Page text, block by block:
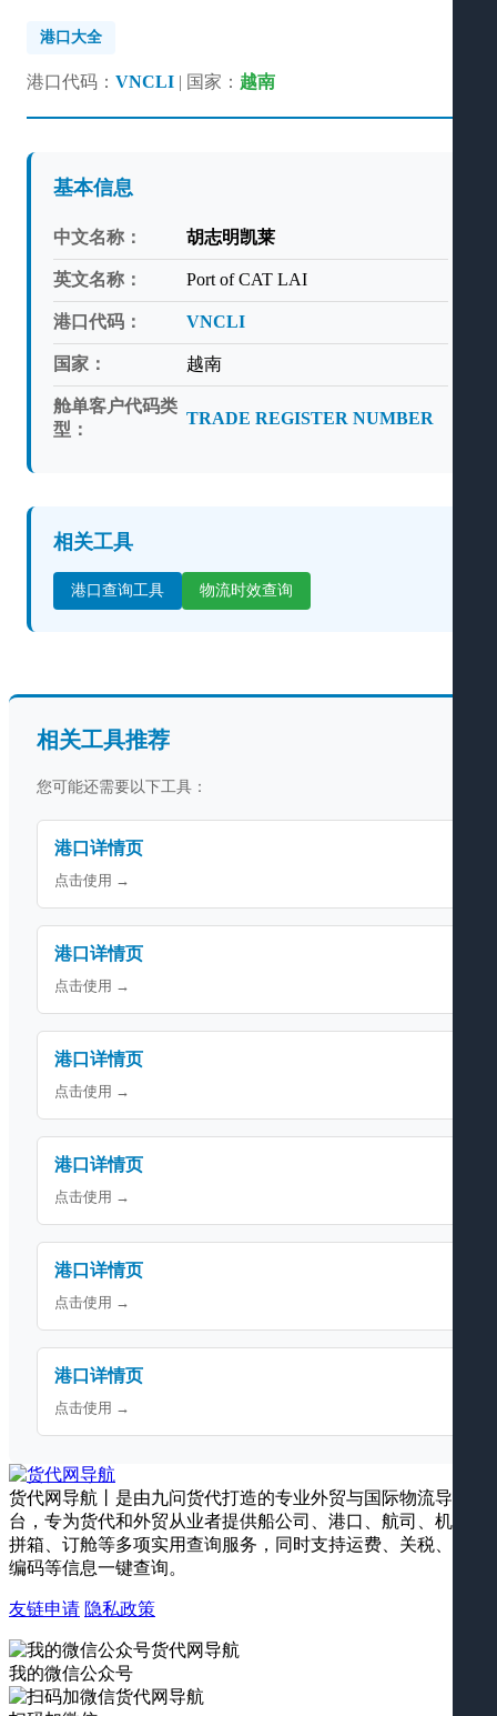
港口大全
港口代码： VNCLI | 国家： 越南
基本信息
中文名称： 胡志明凯莱
英文名称： Port of CAT LAI
港口代码： VNCLI
国家： 越南
舱单客户代码类
型：
TRADE REGISTER NUMBER
相关工具
港口查询工具 物流时效查询
相关工具推荐
您可能还需要以下工具：
港口详情页
点击使用 →
港口详情页
点击使用 →
港口详情页
点击使用 →
港口详情页
点击使用 →
港口详情页
点击使用 →
港口详情页
点击使用 →
货代网导航丨是由九问货代打造的专业外贸与国际物流导航平
台，专为货代和外贸从业者提供船公司、港口、航司、机场、
拼箱、订舱等多项实用查询服务，同时支持运费、关税、海关
编码等信息一键查询。
友链申请 隐私政策
我的微信公众号